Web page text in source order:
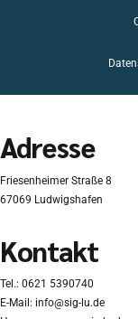
Adresse
Friesenheimer Straße 8
67069 Ludwigshafen
Kontakt
Tel.: 0621 5390740
E-Mail: info@sig-lu.de